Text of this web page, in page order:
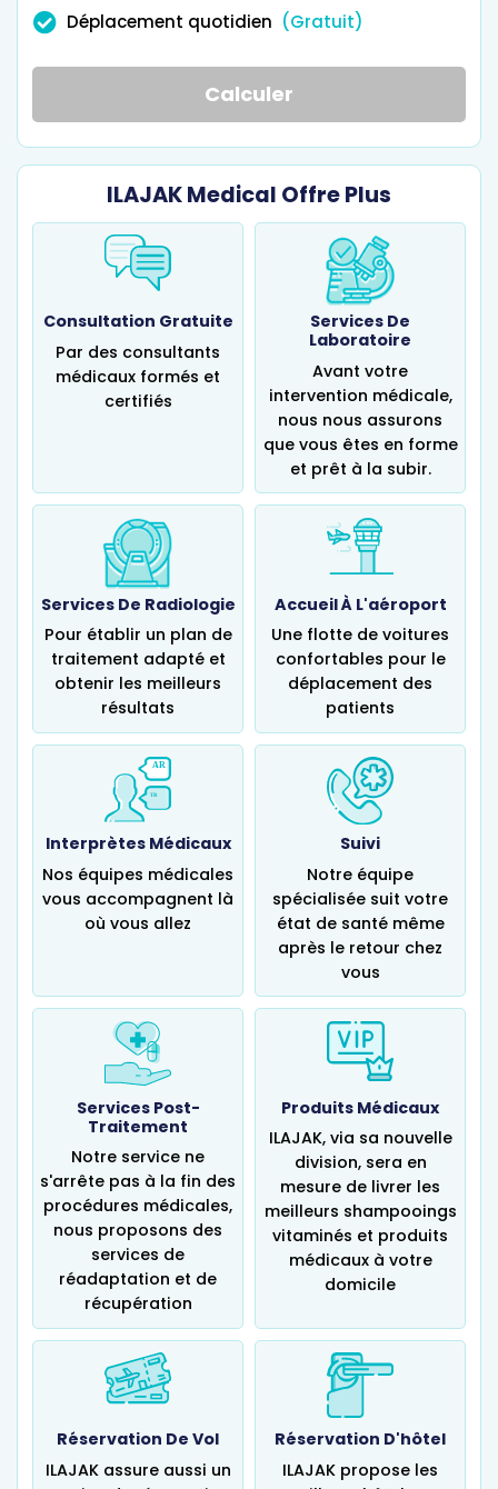
Déplacement quotidien (Gratuit)
Calculer
ILAJAK Medical Offre Plus
Consultation Gratuite
Par des consultants
médicaux formés et
certifiés
Services De
Laboratoire
Avant votre
intervention médicale,
nous nous assurons
que vous êtes en forme
et prêt à la subir.
Services De Radiologie
Pour établir un plan de
traitement adapté et
obtenir les meilleurs
résultats
Accueil À L'aéroport
Une flotte de voitures
confortables pour le
déplacement des
patients
Interprètes Médicaux
Nos équipes médicales
vous accompagnent là
où vous allez
Suivi
Notre équipe
spécialisée suit votre
état de santé même
après le retour chez
vous
Services Post-
Traitement
Notre service ne
s'arrête pas à la fin des
procédures médicales,
nous proposons des
services de
réadaptation et de
récupération
Produits Médicaux
ILAJAK, via sa nouvelle
division, sera en
mesure de livrer les
meilleurs shampooings
vitaminés et produits
médicaux à votre
domicile
Réservation De Vol
ILAJAK assure aussi un
Réservation D'hôtel
ILAJAK propose les